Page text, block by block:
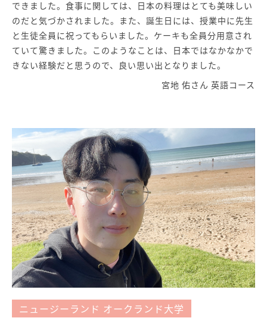
できました。食事に関しては、日本の料理はとても美味しい
のだと気づかされました。また、誕生日には、授業中に先生
と生徒全員に祝ってもらいました。ケーキも全員分用意され
ていて驚きました。このようなことは、日本ではなかなかで
きない経験だと思うので、良い思い出となりました。
宮地 佑さん 英語コース
ニュージーランド オークランド大学